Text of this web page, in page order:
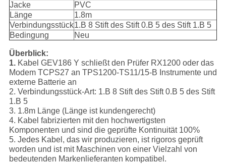
Jacke
PVC
Länge
1.8m
Verbindungsstück1.B 8 Stift des Stift 0.B 5 des Stift 1.B 5
Bedingung
Neu
Überblick:
1. Kabel GEV186 Y schließt den Prüfer RX1200 oder das
Modem TCPS27 an TPS1200-TS11/15-B Instrumente und
externe Batterie an
2. Verbindungsstück-Art: 1.B 8 Stift des Stift 0.B 5 des Stift
1.B 5
3. 1.8m Länge (Länge ist kundengerecht)
4. Kabel fabrizierten mit den hochwertigsten
Komponenten und sind die geprüfte Kontinuität 100%
5. Jedes Kabel, das wir produzieren, ist rigoros geprüft
worden und ist mit Maschinen von einer Vielzahl von
bedeutenden Markenlieferanten kompatibel.